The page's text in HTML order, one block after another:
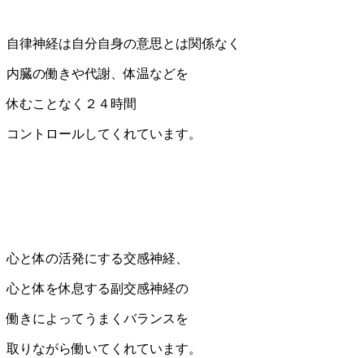
自律神経は自分自身の意思とは関係なく
内臓の働きや代謝、体温などを
休むことなく２４時間
コントロールしてくれています。
心と体の活発にする交感神経、
心と体を休息する副交感神経の
働きによってうまくバランスを
取りながら働いてくれています。